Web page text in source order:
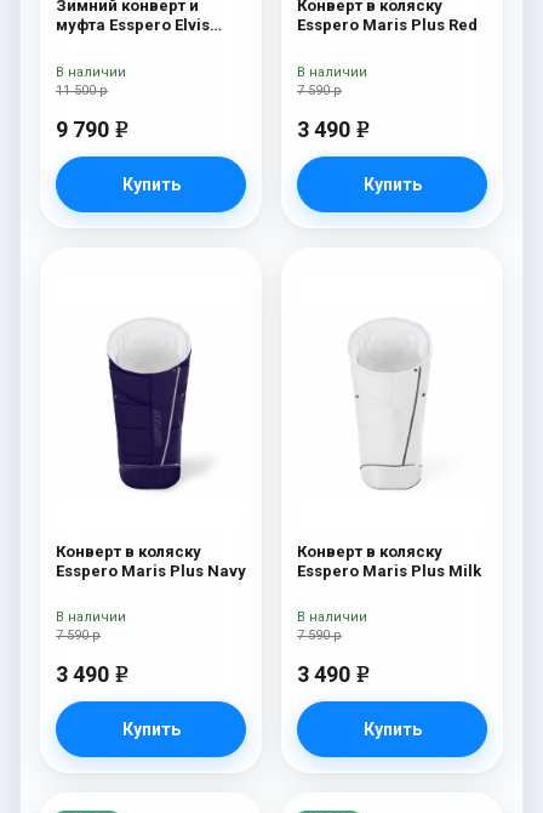
Зимний конверт и
муфта Esspero Elvis
11 500 р
9 790 e
Купить
В наличии
Конверт в коляску
Esspero Maris Plus Red
7 590 р
3 490 e
Купить
В наличии
Конверт в коляску
Esspero Maris Plus Navy
7 590 р
3 490 e
Купить
В наличии
Конверт в коляску
Esspero Maris Plus Milk
7 590 р
3 490 e
Купить
В наличии